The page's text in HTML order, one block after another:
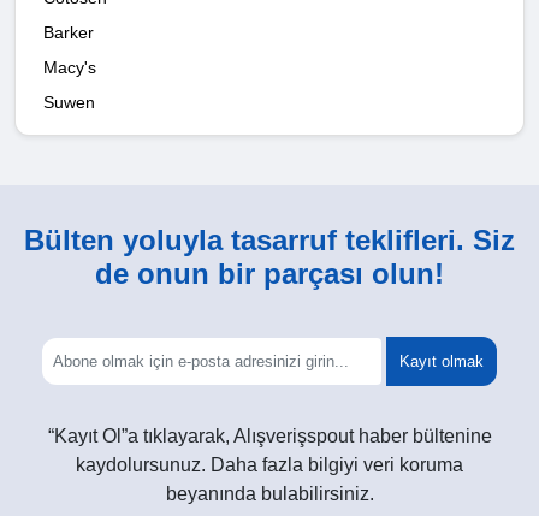
Barker
Macy's
Suwen
Bülten yoluyla tasarruf teklifleri. Siz
de onun bir parçası olun!
Kayıt olmak
“Kayıt Ol”a tıklayarak, Alışverişspout haber bültenine
kaydolursunuz. Daha fazla bilgiyi veri koruma
beyanında bulabilirsiniz.